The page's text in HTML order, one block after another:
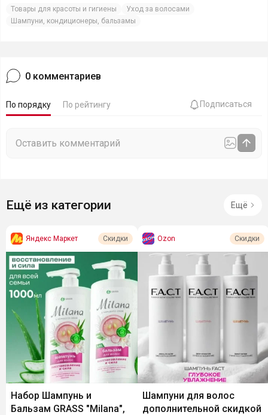
Товары для красоты и гигиены
Уход за волосами
Шампуни, кондиционеры, бальзамы
0 комментариев
По порядку По рейтингу Подписаться
Ещё из категории Ещё
Яндекс Маркет Скидки
Набор Шампунь и
Бальзам GRASS "Milana",
Ozon Скидки
Шампуни для волос
дополнительной скидкой